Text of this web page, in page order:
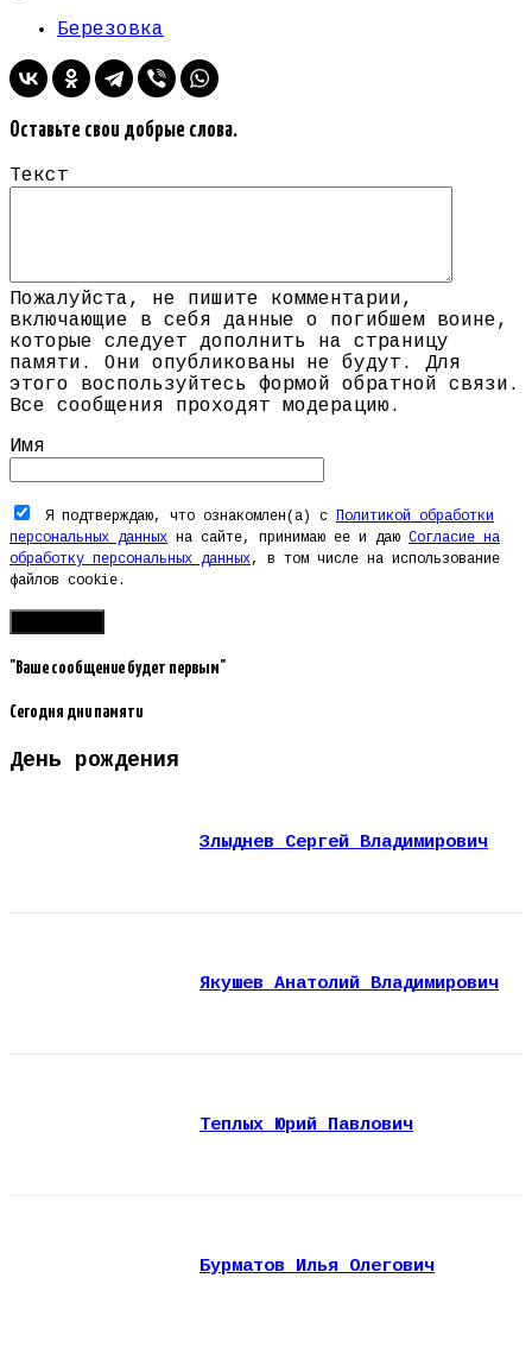
Березовка
Оставьте свои добрые слова.
Текст
Пожалуйста, не пишите комментарии,
включающие в себя данные о погибшем воине,
которые следует дополнить на страницу
памяти. Они опубликованы не будут. Для
этого воспользуйтесь формой обратной связи.
Все сообщения проходят модерацию.
Имя
Я подтверждаю, что ознакомлен(а) с
Политикой обработки
персональных данных на сайте, принимаю ее и даю Согласие на
обработку персональных данных, в том числе на использование
файлов cookie.
"Ваше сообщение будет первым"
Сегодня дни памяти
День рождения
Злыднев Сергей Владимирович
Якушев Анатолий Владимирович
Теплых Юрий Павлович
Бурматов Илья Олегович